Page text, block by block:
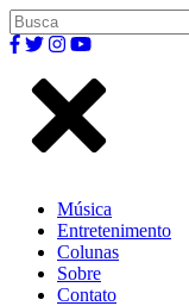
Música
Entretenimento
Colunas
Sobre
Contato